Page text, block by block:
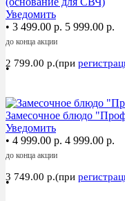
Уведомить
• 3 499.00 р. 5 999.00 р.
до конца акции
2 799.00 р.(при
•
Замесочное блюдо
Уведомить
• 4 999.00 р. 4 999.00 р.
до конца акции
3 749.00 р.(при
•